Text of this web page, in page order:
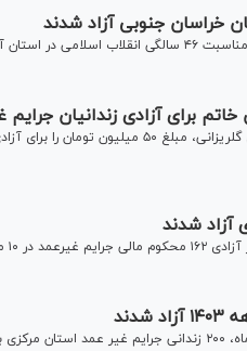
برای آزادی زندانیان جرایم
دانش‌آموزان یک دبیرستان پسرانه در شهرستان خاتم استان یزد با برگزاری
خبر داد.
رئیس کل دادگستری استان مرکزی گفت: از ابتدای سال جاری تا پایان آذرماه، ۲۰۰